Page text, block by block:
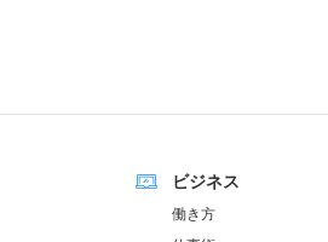
ビジネス
働き方